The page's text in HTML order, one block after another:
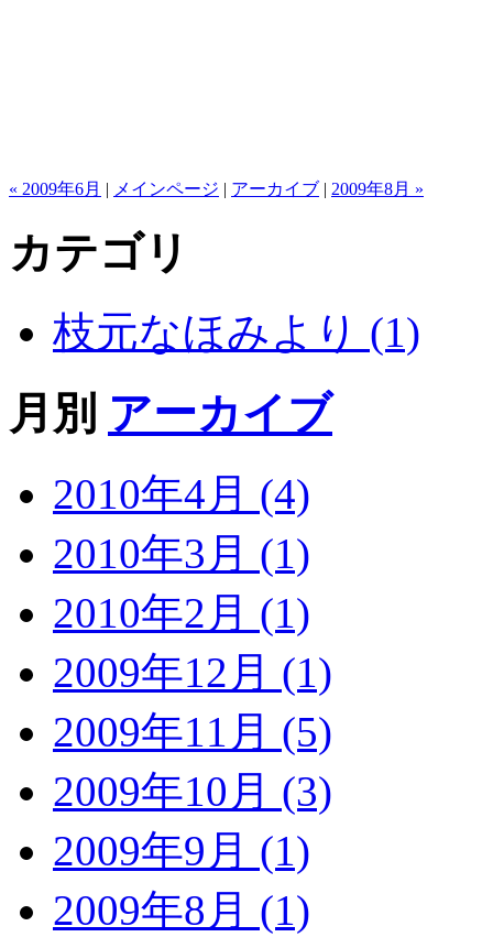
« 2009年6月 | メインページ | アーカイブ | 2009年8月 »
カテゴリ
枝元なほみより (1)
月別 アーカイブ
2010年4月 (4)
2010年3月 (1)
2010年2月 (1)
2009年12月 (1)
2009年11月 (5)
2009年10月 (3)
2009年9月 (1)
2009年8月 (1)